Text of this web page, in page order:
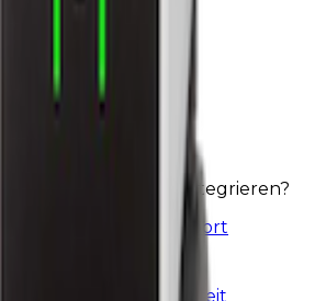
EVB100 mit EV24 integrieren?
Installationssupport
Systeme betriebsbereit